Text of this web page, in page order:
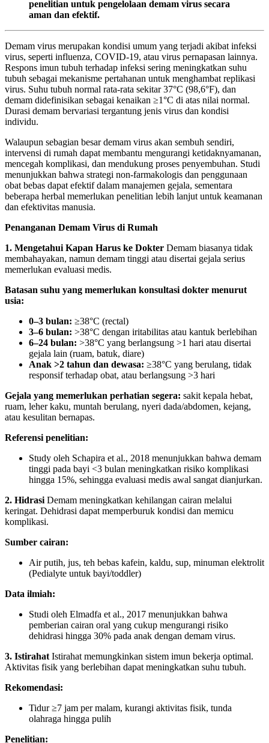
penelitian untuk pengelolaan demam virus secara
aman dan efektif.
Demam virus merupakan kondisi umum yang terjadi akibat infeksi
virus, seperti influenza, COVID-19, atau virus pernapasan lainnya.
Respons imun tubuh terhadap infeksi sering meningkatkan suhu
tubuh sebagai mekanisme pertahanan untuk menghambat replikasi
virus. Suhu tubuh normal rata-rata sekitar 37°C (98,6°F), dan
demam didefinisikan sebagai kenaikan ≥1°C di atas nilai normal.
Durasi demam bervariasi tergantung jenis virus dan kondisi
individu.
Walaupun sebagian besar demam virus akan sembuh sendiri,
intervensi di rumah dapat membantu mengurangi ketidaknyamanan,
mencegah komplikasi, dan mendukung proses penyembuhan. Studi
menunjukkan bahwa strategi non-farmakologis dan penggunaan
obat bebas dapat efektif dalam manajemen gejala, sementara
beberapa herbal memerlukan penelitian lebih lanjut untuk keamanan
dan efektivitas manusia.
Penanganan Demam Virus di Rumah
1. Mengetahui Kapan Harus ke Dokter Demam biasanya tidak
membahayakan, namun demam tinggi atau disertai gejala serius
memerlukan evaluasi medis.
Batasan suhu yang memerlukan konsultasi dokter menurut
usia:
0–3 bulan: ≥38°C (rectal)
3–6 bulan: >38°C dengan iritabilitas atau kantuk berlebihan
6–24 bulan: >38°C yang berlangsung >1 hari atau disertai
gejala lain (ruam, batuk, diare)
Anak >2 tahun dan dewasa: ≥38°C yang berulang, tidak
responsif terhadap obat, atau berlangsung >3 hari
Gejala yang memerlukan perhatian segera: sakit kepala hebat,
ruam, leher kaku, muntah berulang, nyeri dada/abdomen, kejang,
atau kesulitan bernapas.
Referensi penelitian:
Study oleh Schapira et al., 2018 menunjukkan bahwa demam
tinggi pada bayi <3 bulan meningkatkan risiko komplikasi
hingga 15%, sehingga evaluasi medis awal sangat dianjurkan.
2. Hidrasi Demam meningkatkan kehilangan cairan melalui
keringat. Dehidrasi dapat memperburuk kondisi dan memicu
komplikasi.
Sumber cairan:
Air putih, jus, teh bebas kafein, kaldu, sup, minuman elektrolit
(Pedialyte untuk bayi/toddler)
Data ilmiah:
Studi oleh Elmadfa et al., 2017 menunjukkan bahwa
pemberian cairan oral yang cukup mengurangi risiko
dehidrasi hingga 30% pada anak dengan demam virus.
3. Istirahat Istirahat memungkinkan sistem imun bekerja optimal.
Aktivitas fisik yang berlebihan dapat meningkatkan suhu tubuh.
Rekomendasi:
Tidur ≥7 jam per malam, kurangi aktivitas fisik, tunda
olahraga hingga pulih
Penelitian: